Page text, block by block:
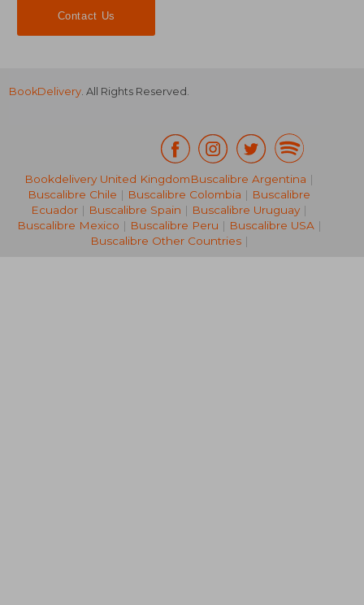
NT$ 1,338 NT$
Contact Us
BookDelivery. All Rights Reserved.
Bookdelivery United KingdomBuscalibre Argentina |
Buscalibre Chile | Buscalibre Colombia | Buscalibre
Ecuador | Buscalibre Spain | Buscalibre Uruguay |
Buscalibre Mexico | Buscalibre Peru | Buscalibre USA|
Buscalibre Other Countries|